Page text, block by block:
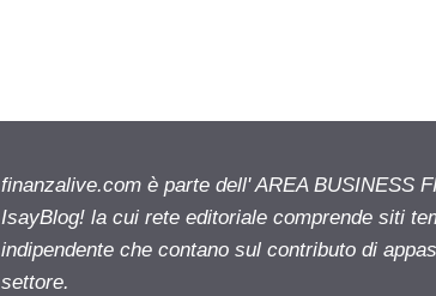
finanzalive.com è parte dell' AREA BUSINESS
IsayBlog! la cui rete editoriale comprende siti
indipendente che contano sul contributo di
settore.